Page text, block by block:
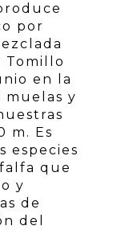
por
Tomillo
en la
y
m. Es
especies
que
y
de
del